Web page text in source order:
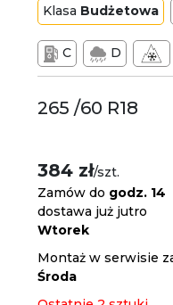
Klasa Budżetowa
C D
265 /60 R18
384 zł/szt.
Zamów do godz. 14
dostawa już jutro
Wtorek
Montaż w serwisie
Środa